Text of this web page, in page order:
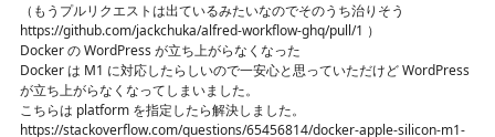
（もうプルリクエストは出ているみたいなのでそのうち治りそう
https://github.com/jackchuka/alfred-workflow-ghq/pull/1 ）
Docker の WordPress が立ち上がらなくなった
Docker は M1 に対応したらしいので一安心と思っていただけど WordPress
が立ち上がらなくなってしまいました。
こちらは platform を指定したら解決しました。
https://stackoverflow.com/questions/65456814/docker-apple-silicon-m1-